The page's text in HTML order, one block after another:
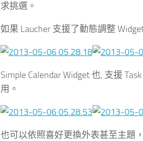
求挑選。
如果 Laucher 支援了動態調整
Simple Calendar Widget 也, 支援
用。
也可以依照喜好更換外表甚至主題